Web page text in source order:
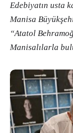
Edebiyatın usta
Manisa
“Atatol
Manisalılarla